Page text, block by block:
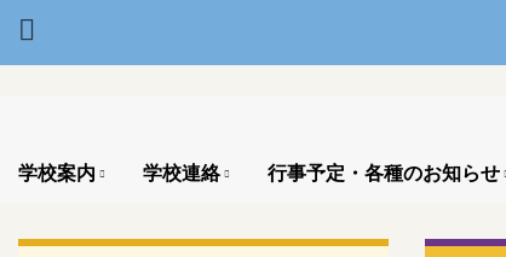
学校案内 学校連絡 行事予定・各種のお知らせ